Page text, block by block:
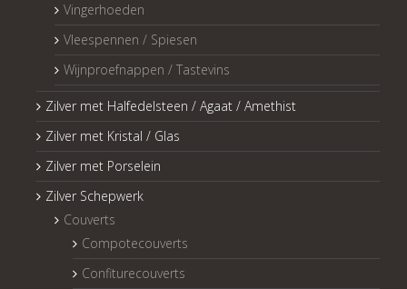
Vingerhoeden
Vleespennen / Spiesen
Wijnproefnappen / Tastevins
Zilver met Halfedelsteen / Agaat / Amethist
Zilver met Kristal / Glas
Zilver met Porselein
Zilver Schepwerk
Couverts
Compotecouverts
Confiturecouverts